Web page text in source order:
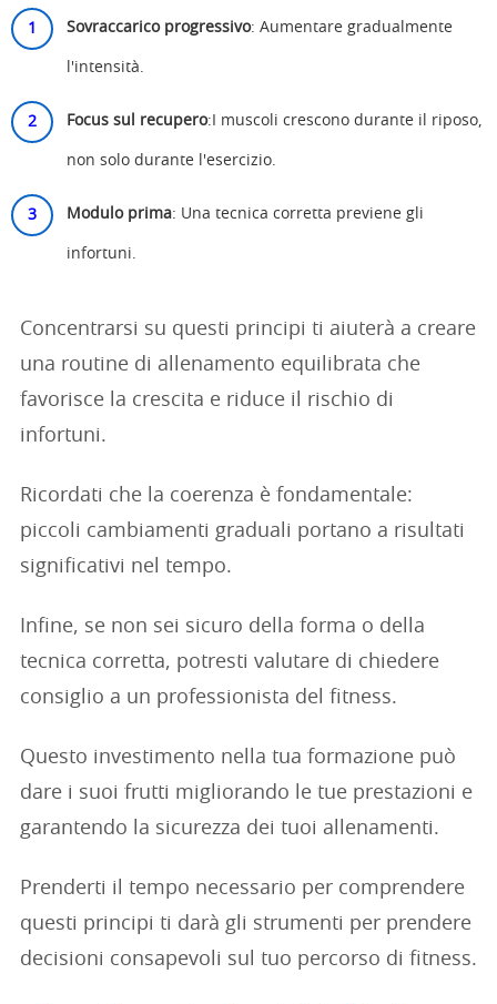
Sovraccarico progressivo: Aumentare gradualmente
l'intensità.
Focus sul recupero:I muscoli crescono durante il riposo,
non solo durante l'esercizio.
Modulo prima: Una tecnica corretta previene gli
infortuni.
Concentrarsi su questi principi ti aiuterà a creare
una routine di allenamento equilibrata che
favorisce la crescita e riduce il rischio di
infortuni.
Ricordati che la coerenza è fondamentale:
piccoli cambiamenti graduali portano a risultati
significativi nel tempo.
Infine, se non sei sicuro della forma o della
tecnica corretta, potresti valutare di chiedere
consiglio a un professionista del fitness.
Questo investimento nella tua formazione può
dare i suoi frutti migliorando le tue prestazioni e
garantendo la sicurezza dei tuoi allenamenti.
Prenderti il tempo necessario per comprendere
questi principi ti darà gli strumenti per prendere
decisioni consapevoli sul tuo percorso di fitness.